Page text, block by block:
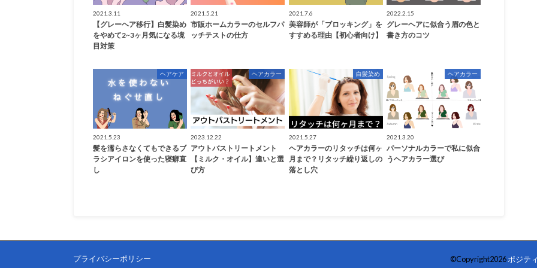
2021.3.11
【グレーヘア移行】白髪染め
をやめて2~3ヶ月気になる境
目対策
2021.5.21
市販ホームカラーのセルフパ
ッチテストの仕方
2021.7.6
美容師が「ブロッキング」を
すすめる理由【初心者向け】
2022.2.15
グレーヘアに似合う眉の色と
書き方のコツ
ヘアケア
2021.5.23
髪を濡らさなくてもできるブ
ラシアイロンを使った寝癖直
し
ヘアカラー
2023.12.22
アウトバストリートメント
【ミルク・オイル】違いと選
び方
白髪染め
2021.5.27
ヘアカラーのリタッチは何ヶ
月まで？リタッチ繰り返しの
落とし穴
ヘアカラー
2021.3.20
パーソナルカラーで私に似合
うヘアカラー選び
プライバシーポリシー ©Copyright2026ポジテ